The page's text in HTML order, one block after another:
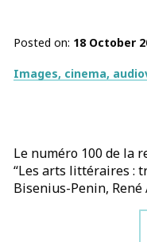
Posted on 18 October
Thématiques
Images, cinema,
Le numéro 100 de la
“Les arts littéraires :
Bisenius-Penin,